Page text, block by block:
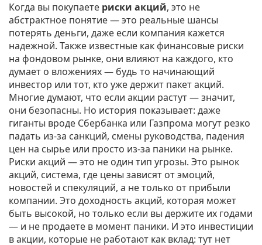
Когда вы покупаете риски акций, это не
абстрактное понятие — это реальные шансы
потерять деньги, даже если компания кажется
надежной. Также известные какфинансовые риски
на фондовом рынке, они влияют на каждого, кто
думает о вложениях — будь то начинающий
инвестор или тот, кто уже держит пакет акций.
Многие думают, что если акции растут — значит,
они безопасны. Но история показывает: даже
гиганты вроде Сбербанка или Газпрома могут резко
падать из-за санкций, смены руководства, падения
цен на сырье или просто из-за паники на рынке.
Риски акций — это не один тип угрозы. Это рынок
акций, система, где цены зависят от эмоций,
новостей и спекуляций, а не только от прибыли
компании. Это доходность акций, которая может
быть высокой, но только если вы держите их годами
— и не продаете в момент паники. И это инвестиции
в акции, которые не работают как вклад: тут нет